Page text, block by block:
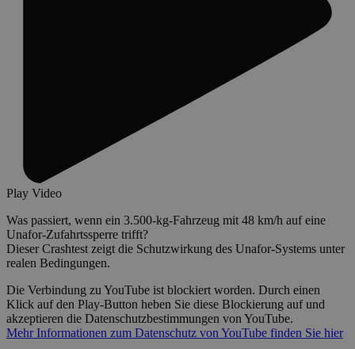
Play Video
Was passiert, wenn ein 3.500-kg-Fahrzeug mit 48 km/h auf eine
Unafor-Zufahrtssperre trifft?
Dieser Crashtest zeigt die Schutzwirkung des Unafor-Systems unter
realen Bedingungen.
Die Verbindung zu YouTube ist blockiert worden. Durch einen
Klick auf den Play-Button heben Sie diese Blockierung auf und
akzeptieren die Datenschutzbestimmungen von YouTube.
Mehr Informationen zum Datenschutz von YouTube finden Sie hier